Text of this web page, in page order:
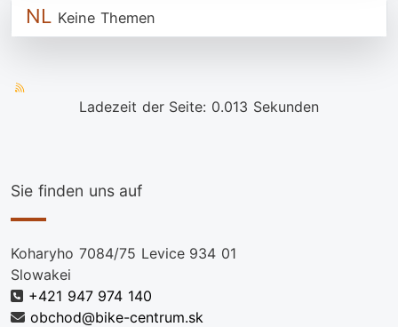
NL Keine Themen
Ladezeit der Seite: 0.013 Sekunden
Sie finden uns auf
Koharyho 7084/75 Levice 934 01
Slowakei
+421 947 974 140
obchod@bike-centrum.sk